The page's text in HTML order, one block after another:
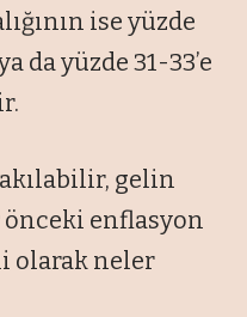
ise yüzde
da yüzde 31-33’e
gelin
önceki enflasyon
olarak neler